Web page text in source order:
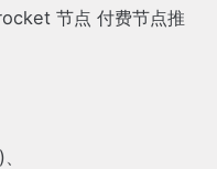
节点 付费节点推